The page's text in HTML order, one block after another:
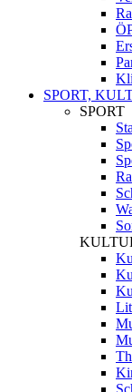
SPORT,
SPORT